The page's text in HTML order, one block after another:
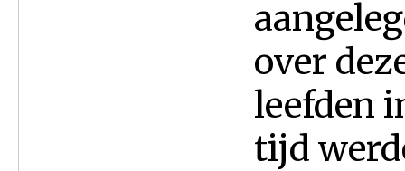
over
leefden
tijd